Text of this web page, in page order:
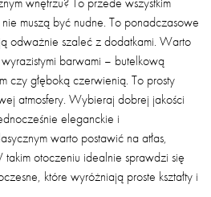
muszą być nudne. To ponadczasowe
odważnie szaleć z dodatkami. Warto
barwami – butelkową
czy głęboką czerwienią. To prosty
atmosfery. Wybieraj dobrej jakości
eleganckie i
warto postawić na atłas,
takim otoczeniu idealnie sprawdzi się
które wyróżniają proste kształty i